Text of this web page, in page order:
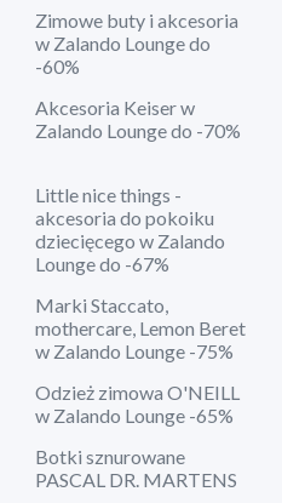
Zimowe buty i akcesoria
w Zalando Lounge do
-60%
Akcesoria Keiser w
Zalando Lounge do -70%
Little nice things -
akcesoria do pokoiku
dziecięcego w Zalando
Lounge do -67%
Marki Staccato,
mothercare, Lemon Beret
w Zalando Lounge -75%
Odzież zimowa O'NEILL
w Zalando Lounge -65%
Botki sznurowane
PASCAL DR. MARTENS